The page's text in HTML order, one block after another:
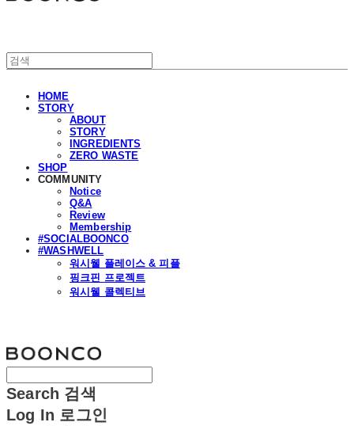
HOME
STORY
ABOUT
STORY
INGREDIENTS
ZERO WASTE
SHOP
COMMUNITY
Notice
Q&A
Review
Membership
#SOCIALBOONCO
#WASHWELL
워시웰 플레이스 & 피플
핑크핀 프로젝트
워시웰 콜렉티브
Search 검색
Log In 로그인